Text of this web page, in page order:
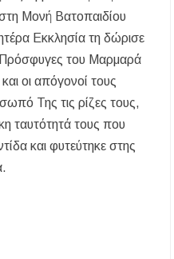
Μονή Βατοπαιδίου
Εκκλησία τη δώρισε
του Μαρμαρά
οι απόγονοί τους
Της τις ρίζες τους,
ταυτότητά τους που
και φυτεύτηκε στης